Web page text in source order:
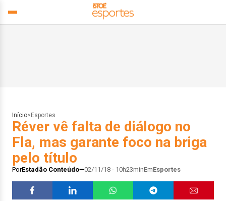
Início> Esportes
Réver vê falta de diálogo no
Fla, mas garante foco na briga
pelo título
PorEstadão Conteúdo 02/11/18 - 10h23minEmEsportes